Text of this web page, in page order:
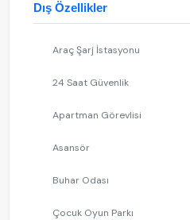
Dış Özellikler
Araç Şarj İstasyonu
24 Saat Güvenlik
Apartman Görevlisi
Asansör
Buhar Odası
Çocuk Oyun Parkı